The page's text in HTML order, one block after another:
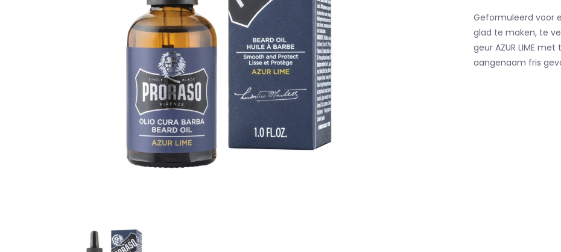
Geformuleerd voor
glad te maken, te
geur AZUR LIME
aangenaam fris